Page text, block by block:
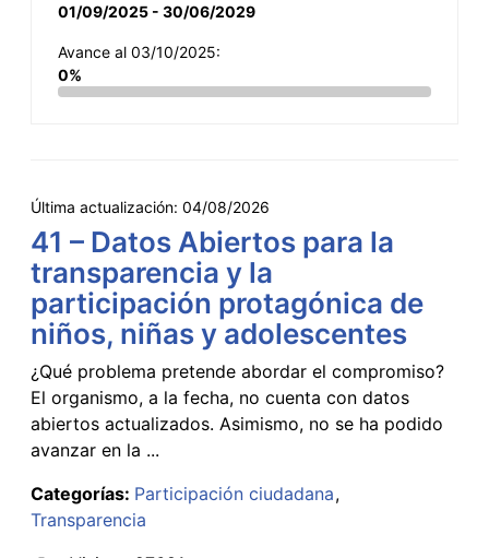
01/09/2025 - 30/06/2029
Avance al 03/10/2025:
0%
Última actualización: 04/08/2026
41 – Datos Abiertos para la
transparencia y la
participación protagónica de
niños, niñas y adolescentes
¿Qué problema pretende abordar el compromiso?
El organismo, a la fecha, no cuenta con datos
abiertos actualizados. Asimismo, no se ha podido
avanzar en la ...
Categorías: Participación ciudadana
Transparencia